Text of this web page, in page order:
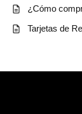
¿Cómo
Tarjetas de